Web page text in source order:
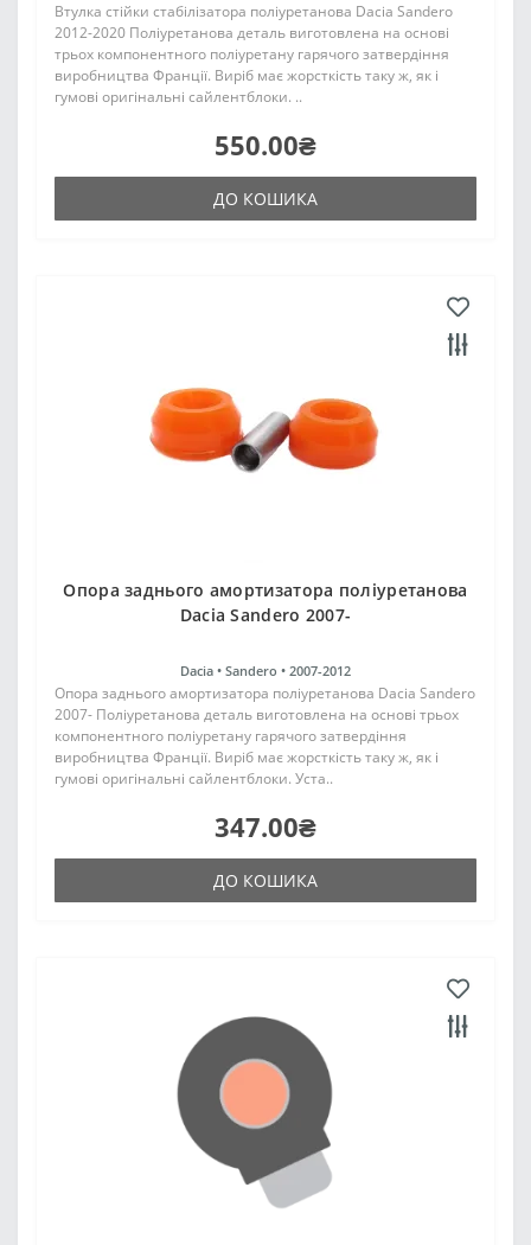
Втулка стійки стабілізатора поліуретанова Dacia Sandero
2012-2020 Поліуретанова деталь виготовлена на основі
трьох компонентного поліуретану гарячого затвердіння
виробництва Франції. Виріб має жорсткість таку ж, як і
гумові оригінальні сайлентблоки. ..
550.00₴
ДО КОШИКА
Опора заднього амортизатора поліуретанова
Dacia Sandero 2007-
Dacia • Sandero • 2007-2012
Опора заднього амортизатора поліуретанова Dacia Sandero
2007- Поліуретанова деталь виготовлена на основі трьох
компонентного поліуретану гарячого затвердіння
виробництва Франції. Виріб має жорсткість таку ж, як і
гумові оригінальні сайлентблоки. Уста..
347.00₴
ДО КОШИКА